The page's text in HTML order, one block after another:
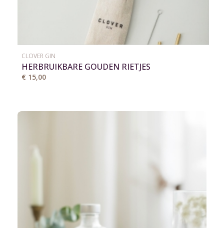
CLOVER GIN
HERBRUIKBARE GOUDEN RIETJES
€ 15,00